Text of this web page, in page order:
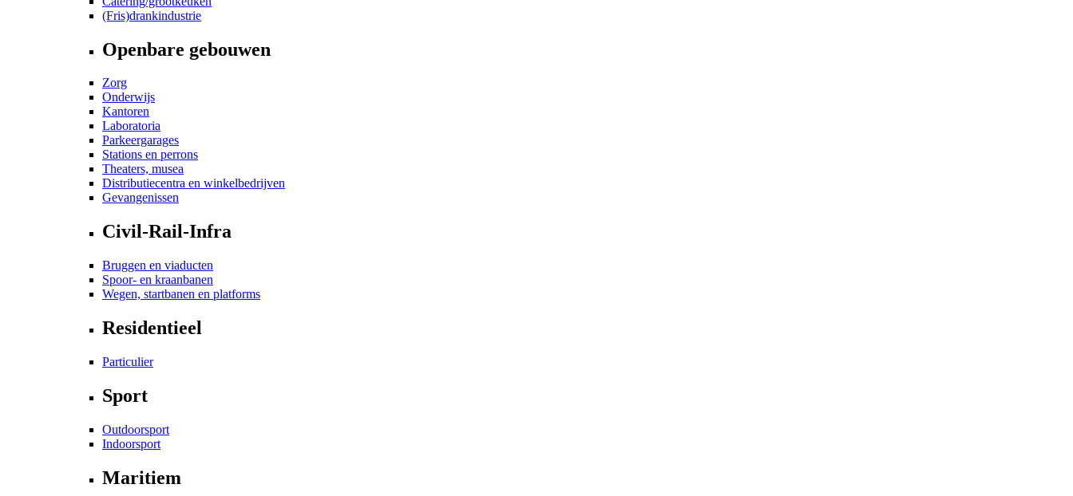
(Fris)drankindustrie
Openbare gebouwen
Zorg
Onderwijs
Kantoren
Laboratoria
Parkeergarages
Stations en perrons
Theaters, musea
Distributiecentra en winkelbedrijven
Gevangenissen
Civil-Rail-Infra
Bruggen en viaducten
Spoor- en kraanbanen
Wegen, startbanen en platforms
Residentieel
Particulier
Sport
Outdoorsport
Indoorsport
Maritiem